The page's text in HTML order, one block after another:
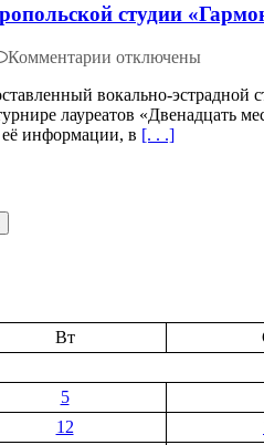
научно-
проектов
студии
Комментарии к
Новогодний
мюзикл
симферопольской
отключены
вокально-эстрадной
лауреатов «Двенадцать
информации, в [. . .]
Вт
5
12